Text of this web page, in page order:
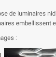
de luminaires
embellissent
: